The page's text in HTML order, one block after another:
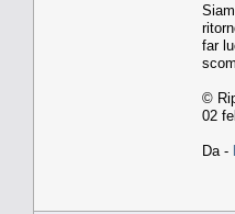
far
©
02
Da -